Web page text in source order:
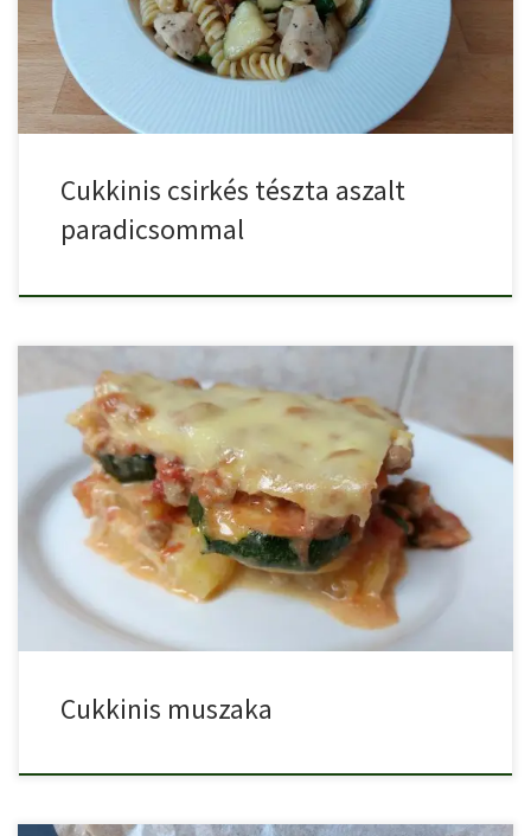
Cukkinis csirkés tészta aszalt
paradicsommal
Bár az eredeti muszakához padlizsánt használnak, cukkinivel is el
lehet […]
Cukkinis muszaka